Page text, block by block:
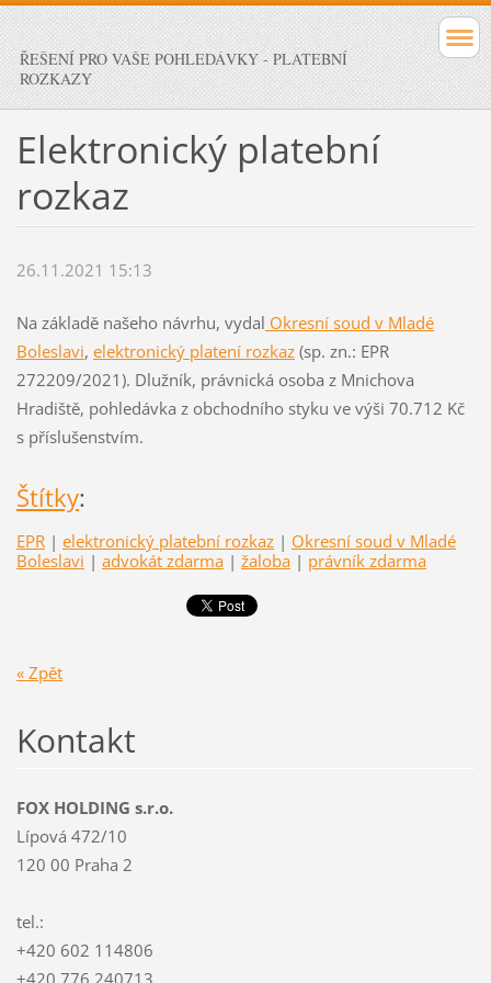
ŘEŠENÍ PRO VAŠE POHLEDÁVKY - PLATEBNÍ
ROZKAZY
Elektronický platební
rozkaz
26.11.2021 15:13
Na základě našeho návrhu, vydal Okresní soud v Mladé
Boleslavi, elektronický platení rozkaz(sp. zn.: EPR
272209/2021). Dlužník, právnická osoba z Mnichova
Hradiště, pohledávka z obchodního styku ve výši 70.712 Kč
s příslušenstvím.
Štítky:
EPR | elektronický platební rozkaz | Okresní soud v Mladé
Boleslavi | advokát zdarma | žaloba | právník zdarma
« Zpět
Kontakt
FOX HOLDING s.r.o.
Lípová 472/10
120 00 Praha 2
tel.:
+420 602 114806